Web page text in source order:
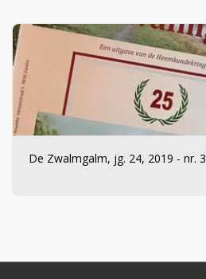
De Zwalmgalm, jg. 24, 2019 - nr. 3